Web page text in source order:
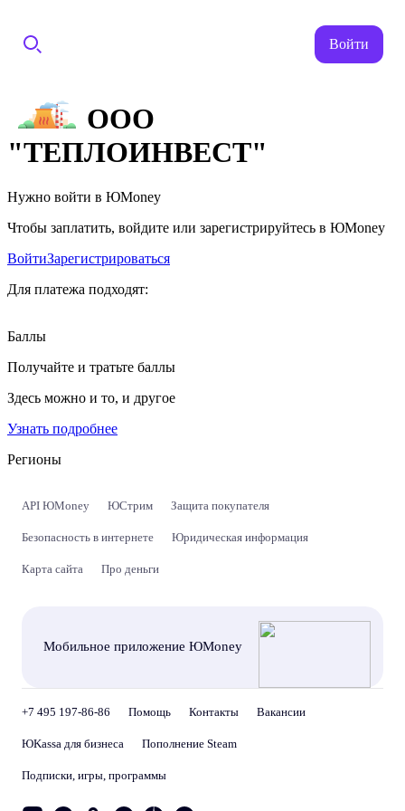
Войти
ООО
"ТЕПЛОИНВЕСТ"
Нужно войти в ЮMoney
Чтобы заплатить, войдите или зарегистрируйтесь в ЮMoney
ВойтиЗарегистрироваться
Для платежа подходят:
Баллы
Получайте и тратьте баллы
Здесь можно и то, и другое
Узнать подробнее
Регионы
API ЮMoney ЮСтрим Защита покупателя
Безопасность в интернете Юридическая информация
Карта сайта Про деньги
Мобильное приложение ЮMoney
+7 495 197-86-86 Помощь Контакты Вакансии
ЮKassa для бизнеса Пополнение Steam
Подписки, игры, программы